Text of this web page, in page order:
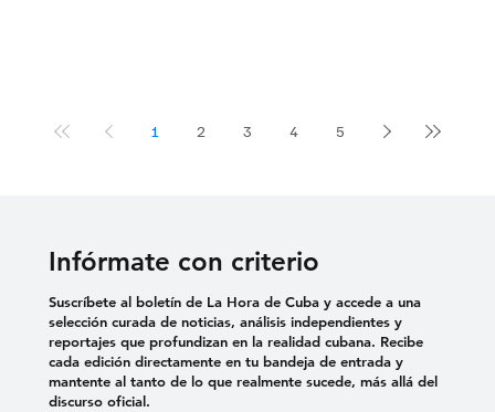
1 2 3 4 5
Infórmate con criterio
Suscríbete al boletín de La Hora de Cuba y accede a una
selección curada de noticias, análisis independientes y
reportajes que profundizan en la realidad cubana. Recibe
cada edición directamente en tu bandeja de entrada y
mantente al tanto de lo que realmente sucede, más allá del
discurso oficial.